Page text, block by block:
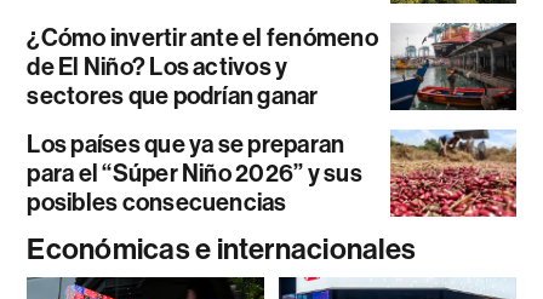
¿Cómo invertir ante el fenómeno
de El Niño? Los activos y
sectores que podrían ganar
Los países que ya se preparan
para el “Súper Niño 2026” y sus
posibles consecuencias
Económicas e internacionales